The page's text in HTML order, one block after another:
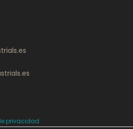
privacidad